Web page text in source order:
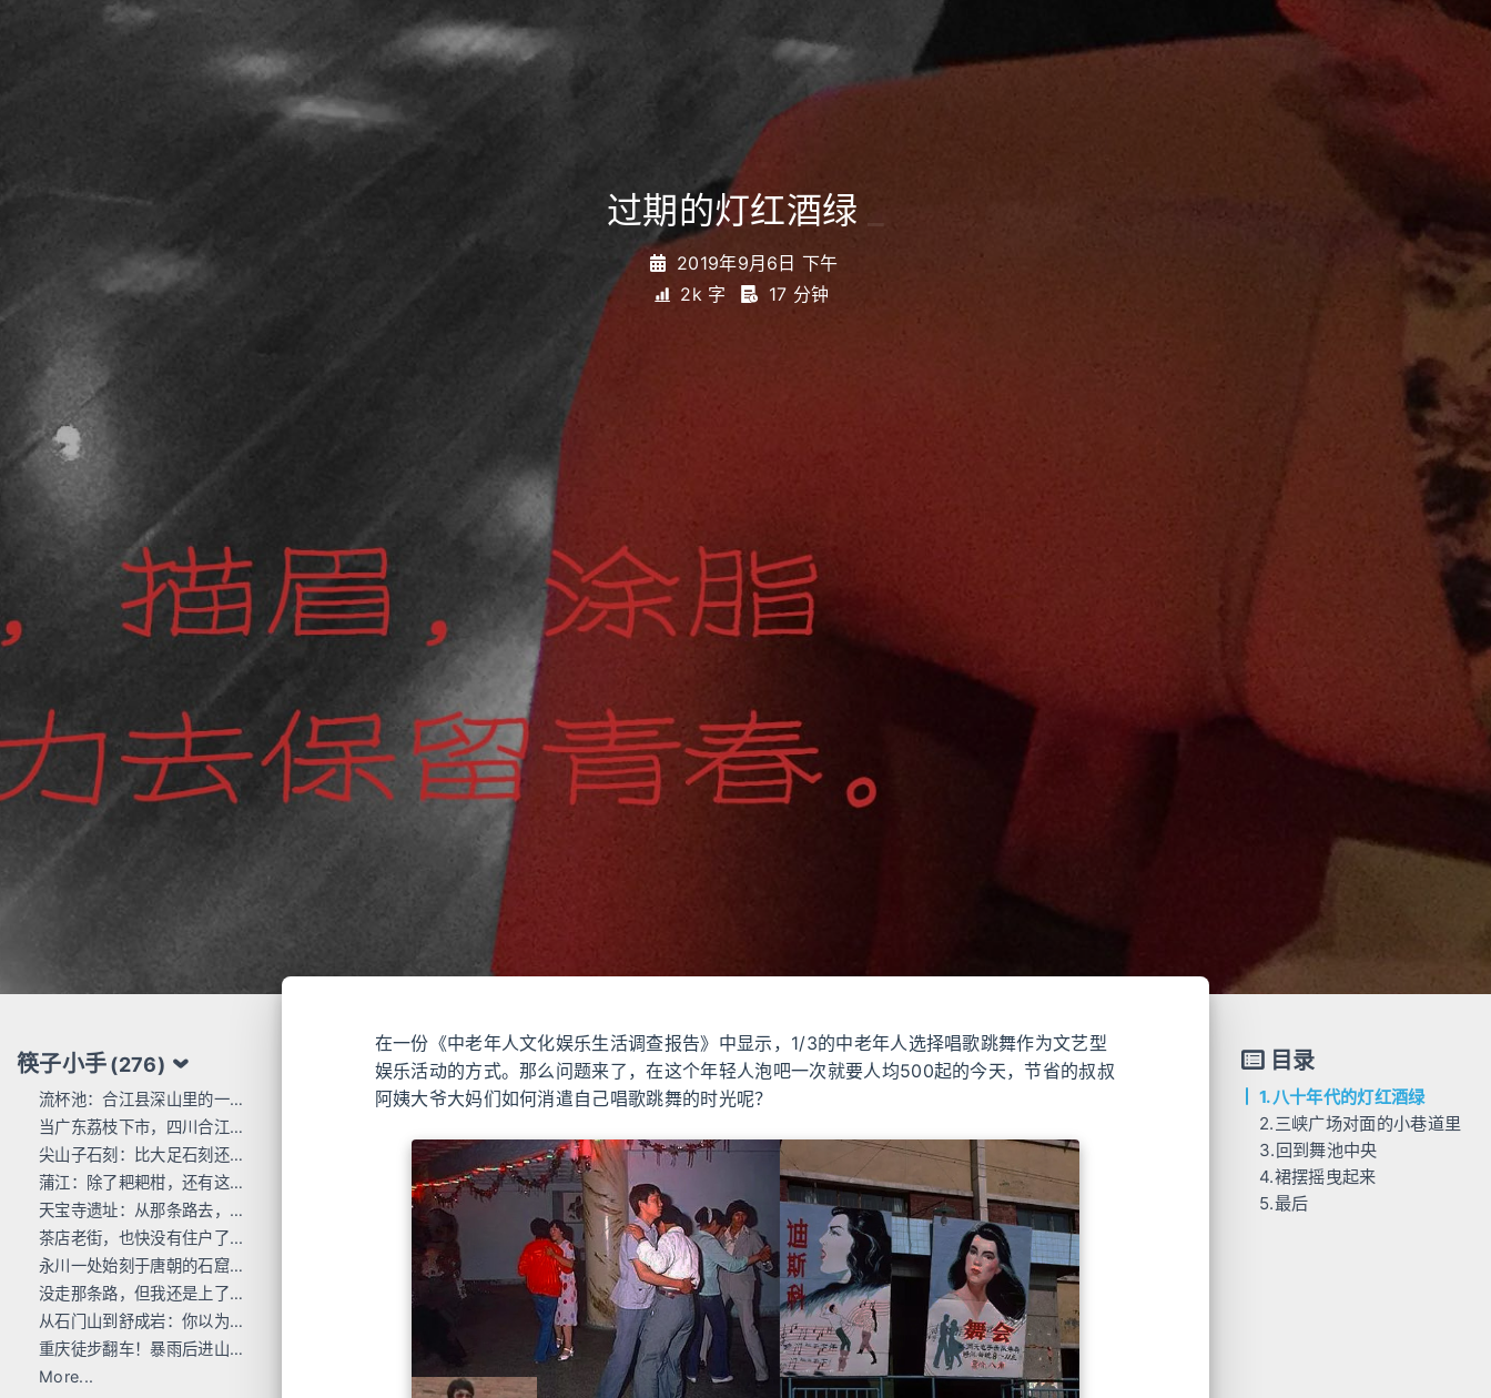
过期的灯红酒绿
2019年9月6日 下午
2k 字
17 分钟
筷子小手(276)
流杯池：合江县深山里的一行东洋刻痕
当广东荔枝下市，四川合江的才刚红透
尖山子石刻：比大足石刻还早300年
蒲江：除了耙耙柑，还有这么多唐宋石刻
天宝寺遗址：从那条路去，过这座桥来
茶店老街，也快没有住户了...
永川一处始刻于唐朝的石窟，人不多 值得去
没走那条路，但我还是上了巴岳山
从石门山到舒成岩：你以为去过宝顶山就是全部的大足石刻了吗？
重庆徒步翻车！暴雨后进山，差点栽在这座小山里
More...
在一份《中老年人文化娱乐生活调查报告》中显示，1/3的中老年人选择唱歌跳舞作为文艺型
娱乐活动的方式。那么问题来了，在这个年轻人泡吧一次就要人均500起的今天，节省的叔叔
阿姨大爷大妈们如何消遣自己唱歌跳舞的时光呢？
目录
1.八十年代的灯红酒绿
2.三峡广场对面的小巷道里
3.回到舞池中央
4.裙摆摇曳起来
5.最后